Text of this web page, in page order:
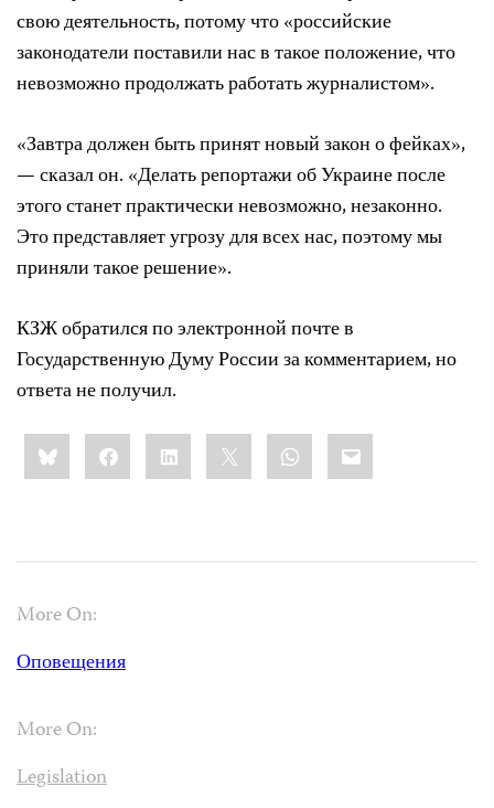
свою деятельность, потому что «российские
законодатели поставили нас в такое положение, что
невозможно продолжать работать журналистом».
«Завтра должен быть принят новый закон о фейках»,
— сказал он. «Делать репортажи об Украине после
этого станет практически невозможно, незаконно.
Это представляет угрозу для всех нас, поэтому мы
приняли такое решение».
КЗЖ обратился по электронной почте в
Государственную Думу России за комментарием, но
ответа не получил.
Share
this:BlueskyFacebookLinkedIn WhatsApp
Email
More On:
Оповещения
More On:
Legislation